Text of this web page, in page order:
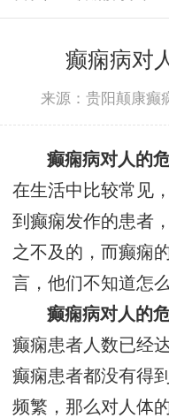
癫痫病对
来源：贵阳颠康癫
癫痫病对人的
在生活中比较常见
到癫痫发作的患者
之不及的，而癫痫
言，他们不知道怎么
癫痫病对人的
癫痫患者人数已经
癫痫患者都没有得
频繁，那么对人体